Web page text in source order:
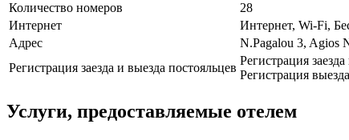
Количество номеров
28
Интернет
Интернет, Wi-Fi,
Адрес
N.Pagalou 3, Agios
Регистрация заезда и выезда постояльцев
Регистрация
Регистрация
Услуги, предоставляемые отелем